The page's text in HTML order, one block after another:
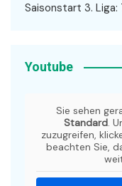
Saisonstart 3.
Youtube
Sie sehen
Standard.
zuzugreifen,
beachten Sie,